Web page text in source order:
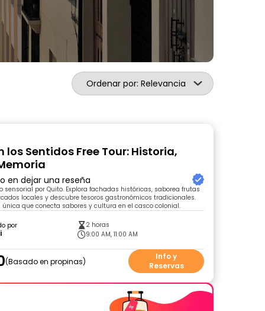
Ordenar por: Relevancia
los Sentidos Free Tour: Historia,
en dejar una reseña
sensorial por Quito. Explora fachadas históricas, saborea frutas
locales y descubre tesoros gastronómicos tradicionales.
única que conecta sabores y cultura en el casco colonial.
por
2 horas
9:00 AM, 11:00 AM
Basado en propinas
Info y
Reservas